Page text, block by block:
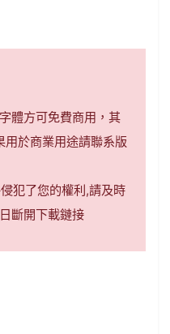
體方可免費商用，其
於商業用途請聯系版
犯了您的權利,請及時
斷開下載鏈接